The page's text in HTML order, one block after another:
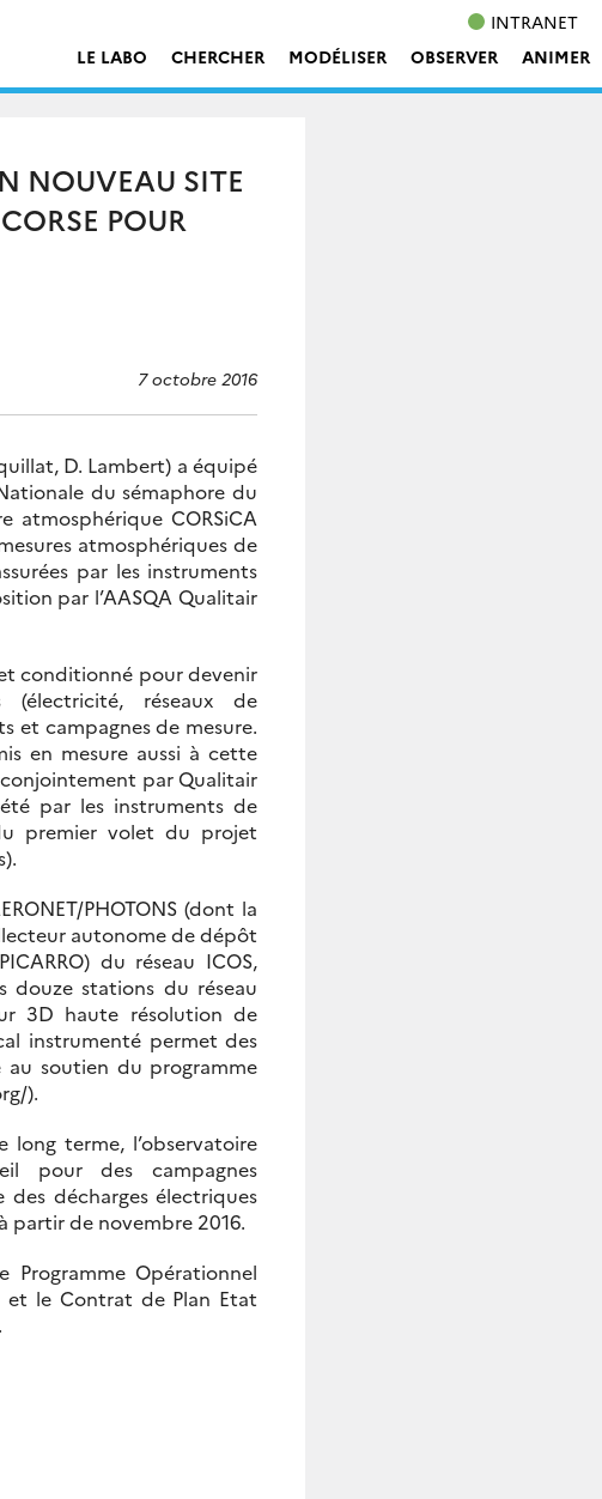
INTRANET
LE LABO
CHERCHER MODÉLISER OBSERVER ANIMER
NOUVEAU SITE
POUR
7 octobre 2016
D. Lambert) a équipé
du sémaphore du
atmosphérique CORSiCA
atmosphériques de
par les instruments
par l’AASQA Qualitair
conditionné pour devenir
(électricité, réseaux de
et campagnes de mesure.
en mesure aussi à cette
par Qualitair
par les instruments de
premier volet du projet
PHOTONS (dont la
autonome de dépôt
du réseau ICOS,
douze stations du réseau
3D haute résolution de
instrumenté permet des
soutien du programme
).
terme, l’observatoire
pour des campagnes
des décharges électriques
partir de novembre 2016.
Opérationnel
et le Contrat de Plan Etat